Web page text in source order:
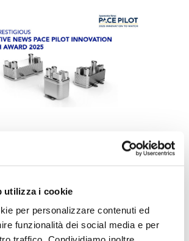
utilizza i cookie
per personalizzare contenuti ed
funzionalità dei social media e per